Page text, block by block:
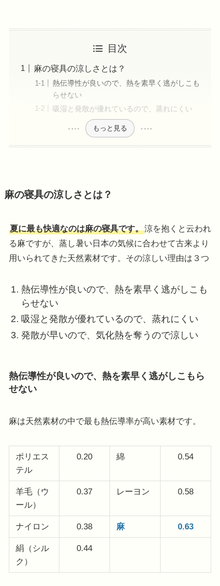
目次
麻の寝具の涼しさとは？
熱伝導性が良いので、熱を素早く逃がしこも
らせない
吸湿と発散が優れているので、蒸れにくい
もっと見る
麻の寝具の涼しさとは？
夏に最も快適なのは麻の寝具です。涼を抱くと云われ
る麻ですが、蒸し暑い日本の気候に合わせて古来より
用いられてきた天然素材です。その涼しい理由は３つ
熱伝導性が良いので、熱を素早く逃がしこも
らせない
吸湿と発散が優れているので、蒸れにくい
発散が早いので、気化熱を奪うので涼しい
熱伝導性が良いので、熱を素早く逃がしこもら
せない
麻は天然素材の中で最も熱伝導率が高い素材です。
ポリエス
テル
0.20 綿 0.54
羊毛（ウ
ール）
0.37 レーヨン 0.58
ナイロン 0.38 麻 0.63
絹（シル
ク）
0.44